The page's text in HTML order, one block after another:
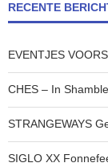
RECENTE
EVENTJES
CHES – In
STRANGEWAYS
SIGLO XX